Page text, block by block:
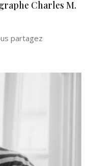
Charles M.
partagez